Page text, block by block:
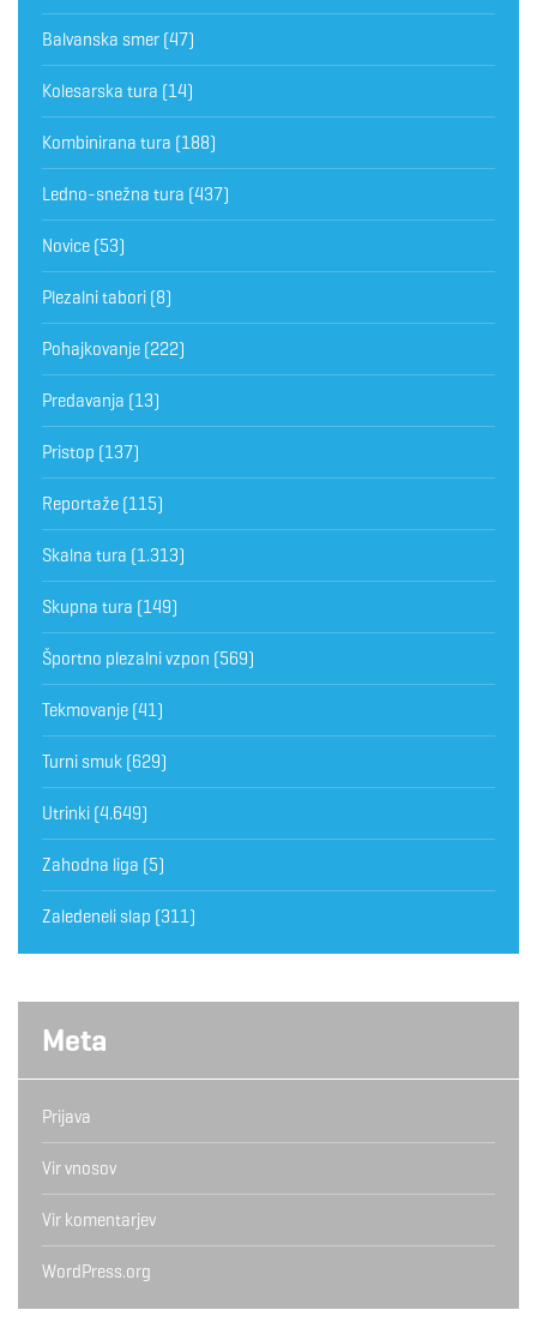
Balvanska smer (47)
Kolesarska tura (14)
Kombinirana tura (188)
Ledno-snežna tura (437)
Novice (53)
Plezalni tabori (8)
Pohajkovanje (222)
Predavanja (13)
Pristop (137)
Reportaže (115)
Skalna tura (1.313)
Skupna tura (149)
Športno plezalni vzpon (569)
Tekmovanje (41)
Turni smuk (629)
Utrinki (4.649)
Zahodna liga (5)
Zaledeneli slap (311)
Meta
Prijava
Vir vnosov
Vir komentarjev
WordPress.org